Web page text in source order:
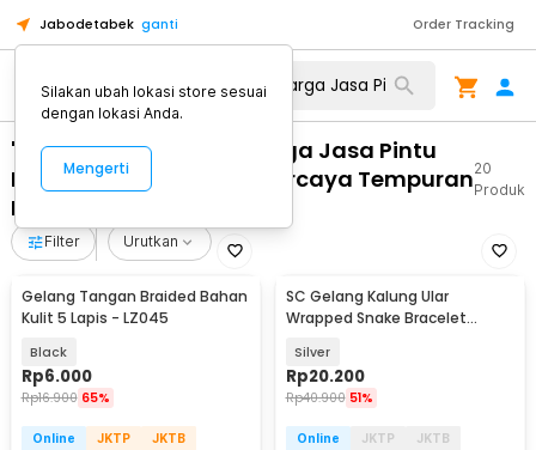
Jabodetabek ganti Order Tracking
"WA 0859 3970 0884 Harga Jasa Pintu
Kaca Untuk Kantor Terpercaya Tempuran
Kab Magelang"
20
Produk
Filter Urutkan
Gelang Tangan Braided Bahan
Kulit 5 Lapis - LZ045
Black
Rp6.000
Rp16.900 65%
Online JKTP
JKTB
SC Gelang Kalung Ular
Wrapped Snake Bracelet
SC181
Silver
Rp20.200
Rp40.900 51%
Online JKTP
JKTB
Silakan ubah lokasi store sesuai
dengan lokasi Anda.
Mengerti